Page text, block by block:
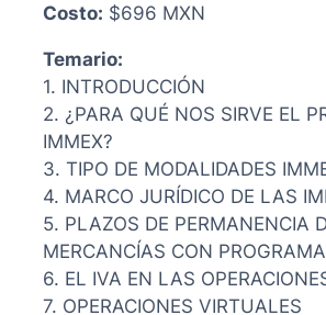
Costo: $696 MXN
Temario:
1. INTRODUCCIÓN
2. ¿PARA QUÉ NOS SIRVE EL
IMMEX?
3. TIPO DE MODALIDADES
4. MARCO JURÍDICO DE LAS
5. PLAZOS DE PERMANENCIA
MERCANCÍAS CON
6. EL IVA EN LAS
7. OPERACIONES VIRTUALES